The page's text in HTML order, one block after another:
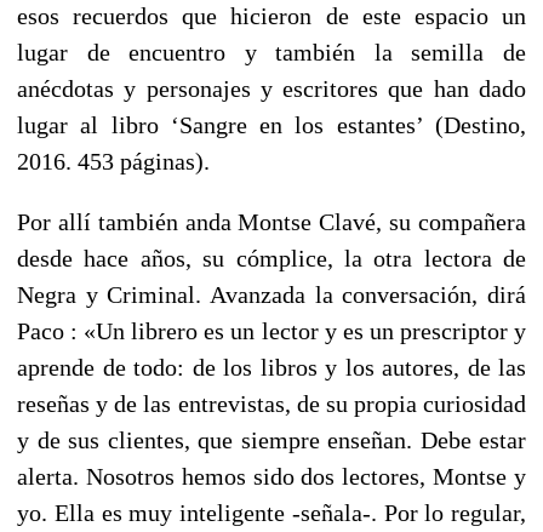
esos recuerdos que hicieron de este espacio un
lugar de encuentro y también la semilla de
anécdotas y personajes y escritores que han dado
lugar al libro ‘Sangre en los estantes’ (Destino,
2016. 453 páginas).
Por allí también anda Montse Clavé, su compañera
desde hace años, su cómplice, la otra lectora de
Negra y Criminal. Avanzada la conversación, dirá
Paco : «Un librero es un lector y es un prescriptor y
aprende de todo: de los libros y los autores, de las
reseñas y de las entrevistas, de su propia curiosidad
y de sus clientes, que siempre enseñan. Debe estar
alerta. Nosotros hemos sido dos lectores, Montse y
yo. Ella es muy inteligente -señala-. Por lo regular,